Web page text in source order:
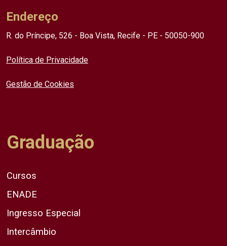
Endereço
R. do Príncipe, 526 - Boa Vista, Recife - PE - 50050-900
Política de Privacidade
Gestão de Cookies
Graduação
Cursos
ENADE
Ingresso Especial
Intercâmbio